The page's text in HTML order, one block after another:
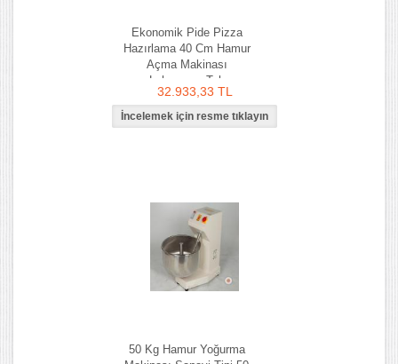
Ekonomik Pide Pizza
Hazırlama 40 Cm Hamur
Açma Makinası
Lahmacun Tab
32.933,33 TL
50 Kg Hamur Yoğurma